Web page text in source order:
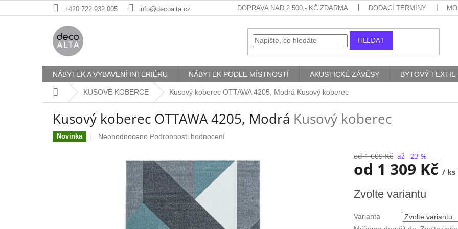
na
+420 722 932 005 info@decoalta.cz DOPRAVA NAD 2.500,- KČ ZDARMA DODACÍ TERMÍNY
HLEDAT
NÁBYTEK A VYBAVENÍ INTERIÉRU NÁBYTEK PODLE MÍSTNOSTÍ AKUSTICKÉ ZÁVĚSY BYTOVÝ TEXTIL
Domů KUSOVÉ KOBERCE Kusový koberec OTTAWA 4205, Modrá Kusový koberec
Kusový koberec OTTAWA 4205, Modrá Kusový koberec
Novinka
Průměrné
hvězdiček.
Neohodnoceno Podrobnosti hodnocení
od 1 609 Kč až –23 %
od 1 309 Kč / ks
cena:
Zvolte variantu
Varianta